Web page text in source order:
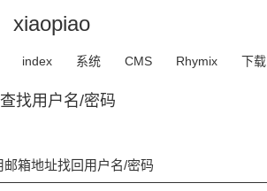
xiaopiao
index 系统 CMS Rhymix 下载
查找用户名/密码
邮箱地址找回用户名/密码